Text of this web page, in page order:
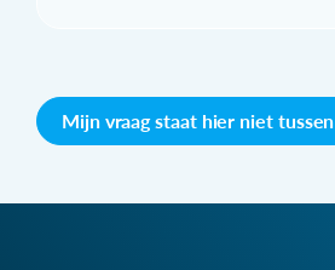
Mijn vraag staat hier niet tussen